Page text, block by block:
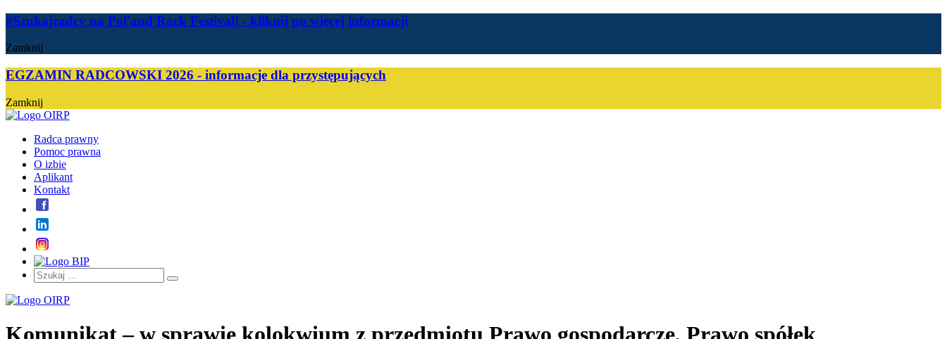
#Szukajradcy na Pol'and'Rock Festival! - kliknij po więcej informacji
Zamknij
EGZAMIN RADCOWSKI 2026 - informacje dla przystępujących
Zamknij
Radca prawny
Pomoc prawna
O izbie
Aplikant
Kontakt
Szukaj:
Szukaj